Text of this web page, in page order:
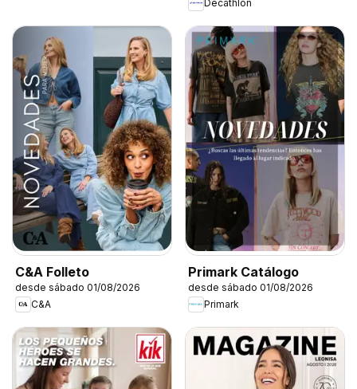
Decathlon
C&A Folleto
desde sábado 01/08/2026
C&A
Primark Catálogo
desde sábado 01/08/2026
Primark